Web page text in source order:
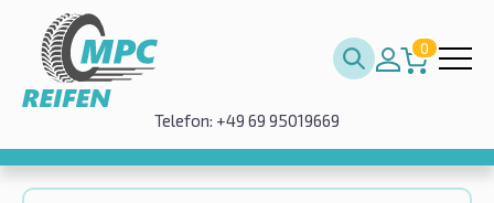
0
Telefon: +49 69 95019669